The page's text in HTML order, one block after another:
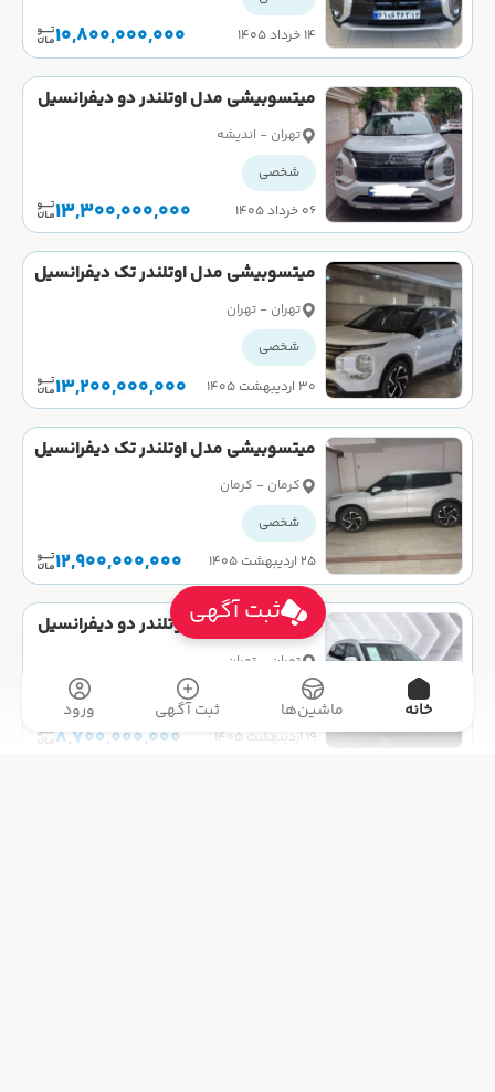
۱۴ خرداد ۱۴۰۵
10,800,000,000
میتسوبیشی مدل اوتلندر دو دیفرانسیل
H لاین سال 2023 کارکرده تهران - اندیشه
شخصی
۰۶ خرداد ۱۴۰۵
13,300,000,000
میتسوبیشی مدل اوتلندر تک دیفرانسیل
H لاین سال 2023 کارکرده تهران - تهران
شخصی
۳۰ اردیبهشت ۱۴۰۵
13,200,000,000
میتسوبیشی مدل اوتلندر تک دیفرانسیل
H لاین سال 2023 کارکرده کرمان - کرمان
شخصی
۲۵ اردیبهشت ۱۴۰۵
12,900,000,000
میتسوبیشی مدل اوتلندر دو دیفرانسیل
تیپ 5 سال 2018 صفرتهران - تهران
۱۹ اردیبهشت ۱۴۰۵
8,700,000,000
خانه ماشین‌ها ثبت آگهی ورود
ثبت آگهی